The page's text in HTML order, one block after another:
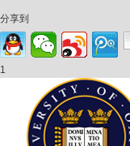
分享到
1